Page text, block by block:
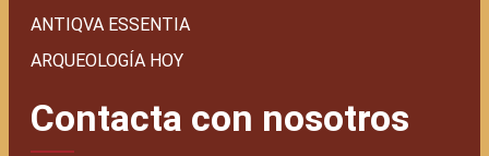
ANTIQVA ESSENTIA
ARQUEOLOGÍA HOY
Contacta con nosotros